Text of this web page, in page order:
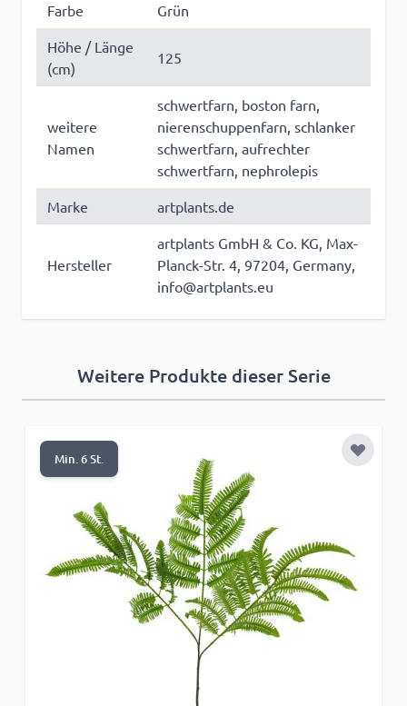
Farbe
Grün
Höhe / Länge
(cm)
125
weitere
Namen
schwertfarn, boston farn,
nierenschuppenfarn, schlanker
schwertfarn, aufrechter
schwertfarn, nephrolepis
Marke
artplants.de
Hersteller
artplants GmbH & Co. KG, Max-
Planck-Str. 4, 97204, Germany,
info@artplants.eu
Weitere Produkte dieser Serie
Min. 6 St. Zur